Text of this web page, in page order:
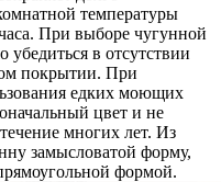
температуры
При выборе чугунной
в отсутствии
покрытии. При
едких моющих
цвет и не
многих лет. Из
замысловатой форму,
формой.